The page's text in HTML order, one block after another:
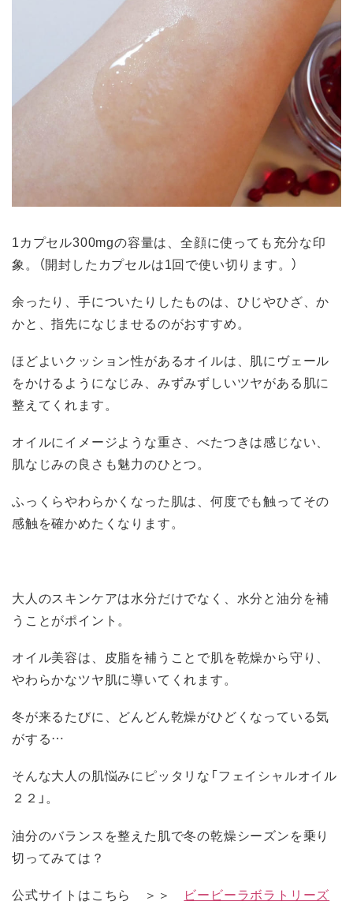
1カプセル300mgの容量は、全顔に使っても充分な印
象。（開封したカプセルは1回で使い切ります。）
余ったり、手についたりしたものは、ひじやひざ、か
かと、指先になじませるのがおすすめ。
ほどよいクッション性があるオイルは、肌にヴェール
をかけるようになじみ、みずみずしいツヤがある肌に
整えてくれます。
オイルにイメージような重さ、べたつきは感じない、
肌なじみの良さも魅力のひとつ。
ふっくらやわらかくなった肌は、何度でも触ってその
感触を確かめたくなります。
大人のスキンケアは水分だけでなく、水分と油分を補
うことがポイント。
オイル美容は、皮脂を補うことで肌を乾燥から守り、
やわらかなツヤ肌に導いてくれます。
冬が来るたびに、どんどん乾燥がひどくなっている気
がする…
そんな大人の肌悩みにピッタリな「フェイシャルオイル
２２」。
油分のバランスを整えた肌で冬の乾燥シーズンを乗り
切ってみては？
公式サイトはこちら ＞＞
ビービーラボラトリーズ